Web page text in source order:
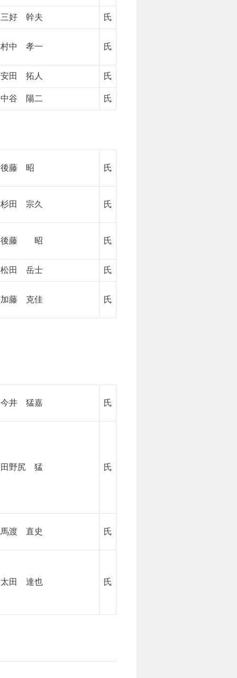
三好 幹夫 氏
村中 孝一 氏
安田 拓人 氏
中谷 陽二 氏
後藤 昭 氏
杉田 宗久 氏
後藤 昭 氏
松田 岳士 氏
加藤 克佳 氏
今井 猛嘉 氏
田野尻 猛 氏
馬渡 直史 氏
太田 達也 氏